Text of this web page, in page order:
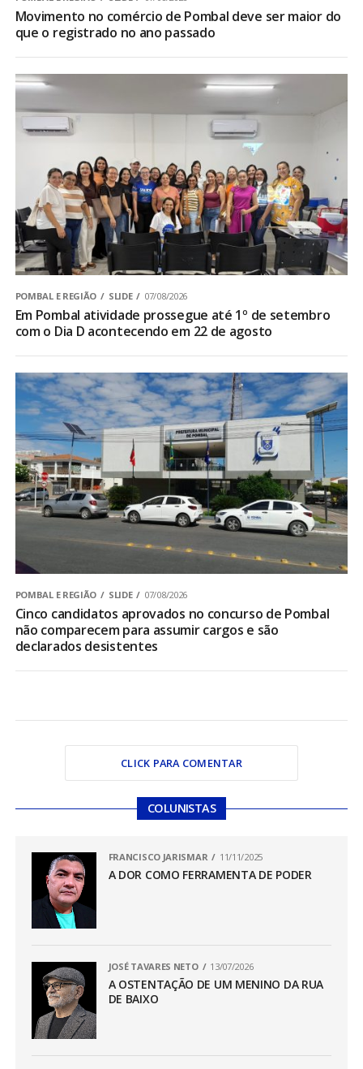
Movimento no comércio de Pombal deve ser maior do
que o registrado no ano passado
POMBAL E REGIÃO SLIDE 07/08/2026
Em Pombal atividade prossegue até 1º de setembro
com o Dia D acontecendo em 22 de agosto
POMBAL E REGIÃO SLIDE 07/08/2026
Cinco candidatos aprovados no concurso de Pombal
não comparecem para assumir cargos e são
declarados desistentes
CLICK PARA COMENTAR
COLUNISTAS
FRANCISCO JARISMAR 11/11/2025
A DOR COMO FERRAMENTA DE PODER
JOSÉ TAVARES NETO 13/07/2026
A OSTENTAÇÃO DE UM MENINO DA RUA
DE BAIXO